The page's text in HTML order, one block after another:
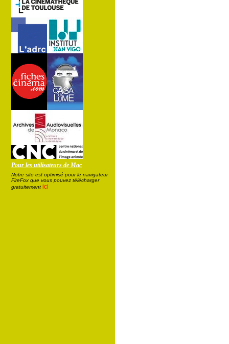
Pour les utilisateurs de Mac
Notre site est optimisé pour le navigateur
FireFox que vous pouvez télécharger
gratuitement ici